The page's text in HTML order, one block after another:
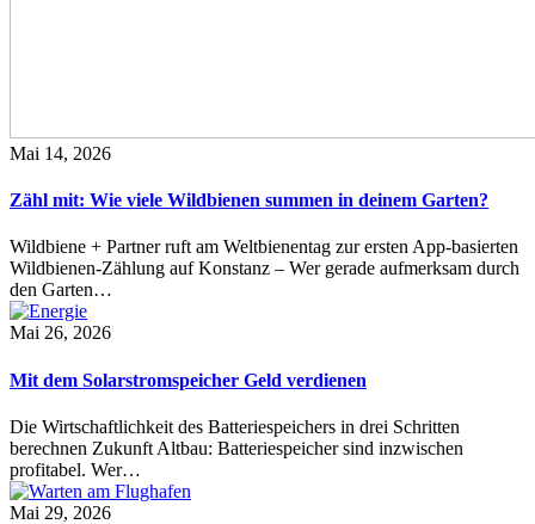
Mai 14, 2026
Zähl mit: Wie viele Wildbienen summen in deinem Garten?
Wildbiene + Partner ruft am Weltbienentag zur ersten App-basierten
Wildbienen-Zählung auf Konstanz – Wer gerade aufmerksam durch
den Garten…
Mai 26, 2026
Mit dem Solarstromspeicher Geld verdienen
Die Wirtschaftlichkeit des Batteriespeichers in drei Schritten
berechnen Zukunft Altbau: Batteriespeicher sind inzwischen
profitabel. Wer…
Mai 29, 2026